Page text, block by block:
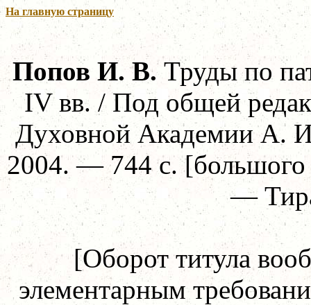
На главную страницу
Попов И. В.Труды по
IV вв. / Под общей
Духовной Академии А.
2004. — 744 с.
—
[Оборот титула
элементарным